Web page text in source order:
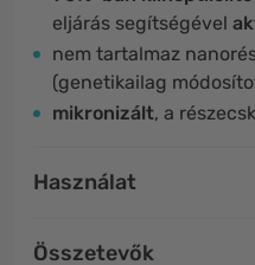
eljárás segítségével
nem tartalmaz
(genetikailag
mikronizált, a
Használat
Összetevők